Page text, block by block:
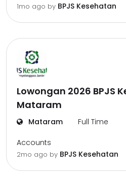
1mo ago by BPJS Kesehatan
Lowongan 2026 BPJS
Mataram
Mataram Full Time
Accounts
2mo ago by BPJS Kesehatan